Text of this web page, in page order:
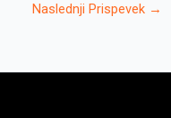
Naslednji Prispevek →